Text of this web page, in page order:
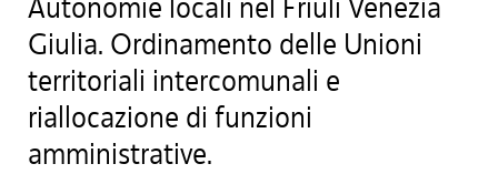
Autonomie locali nel Friuli Venezia
Giulia. Ordinamento delle Unioni
territoriali intercomunali e
riallocazione di funzioni
amministrative.